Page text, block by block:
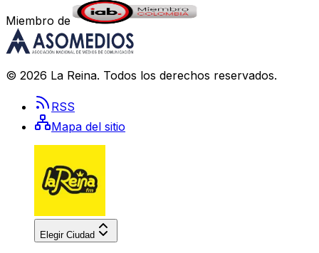
Miembro de
© 2026 La Reina. Todos los derechos reservados.
RSS
Mapa del sitio
Elegir Ciudad